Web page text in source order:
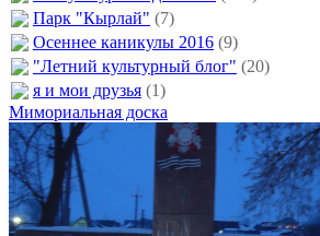
Парк "Кырлай" (7)
Осеннее каникулы 2016 (9)
"Летний культурный блог" (20)
я и мои друзья (1)
Мимориальная доска